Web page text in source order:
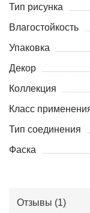
Тип рисунка
Влагостойкость
Упаковка
Декор
Коллекция
Класс
Тип соединения
Фаска
Отзывы (1)